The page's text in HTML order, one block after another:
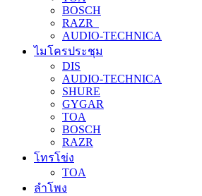
BOSCH
RAZR
AUDIO-TECHNICA
ไมโครประชุม
DIS
AUDIO-TECHNICA
SHURE
GYGAR
TOA
BOSCH
RAZR
โทรโข่ง
TOA
ลำโพง